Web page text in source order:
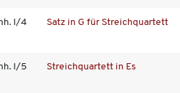
I/4 Satz in G für Streichquartett
I/5 Streichquartett in Es